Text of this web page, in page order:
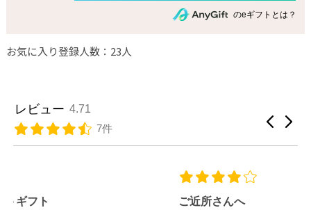
のeギフトとは？
お気に入り登録人数：23人
レビュー 4.71
7件
ご近所さんへ